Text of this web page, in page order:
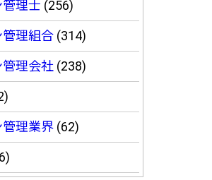
理士 (256)
理組合 (314)
理会社 (238)
理業界 (62)